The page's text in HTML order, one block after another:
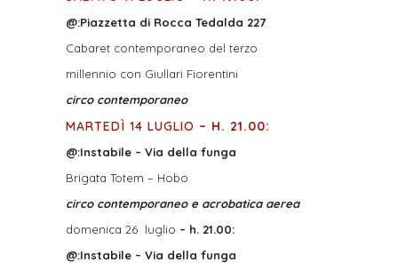
@:Piazzetta di Rocca Tedalda 227
Cabaret contemporaneo del terzo
millennio con Giullari Fiorentini
circo contemporaneo
MARTEDÌ 14 LUGLIO – H. 21.00:
@:Instabile – Via della funga
Brigata Totem – Hobo
circo contemporaneo e acrobatica aerea
domenica 26 luglio – h. 21.00:
@:Instabile – Via della funga